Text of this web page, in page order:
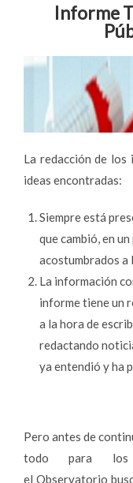
Informe
La redacción de los
ideas encontradas:
Siempre está
que cambió, en
acostumbrados a
La información
informe tiene un
a la hora de
redactando
ya entendió y ha
Pero antes de
todo para los
el Observatorio